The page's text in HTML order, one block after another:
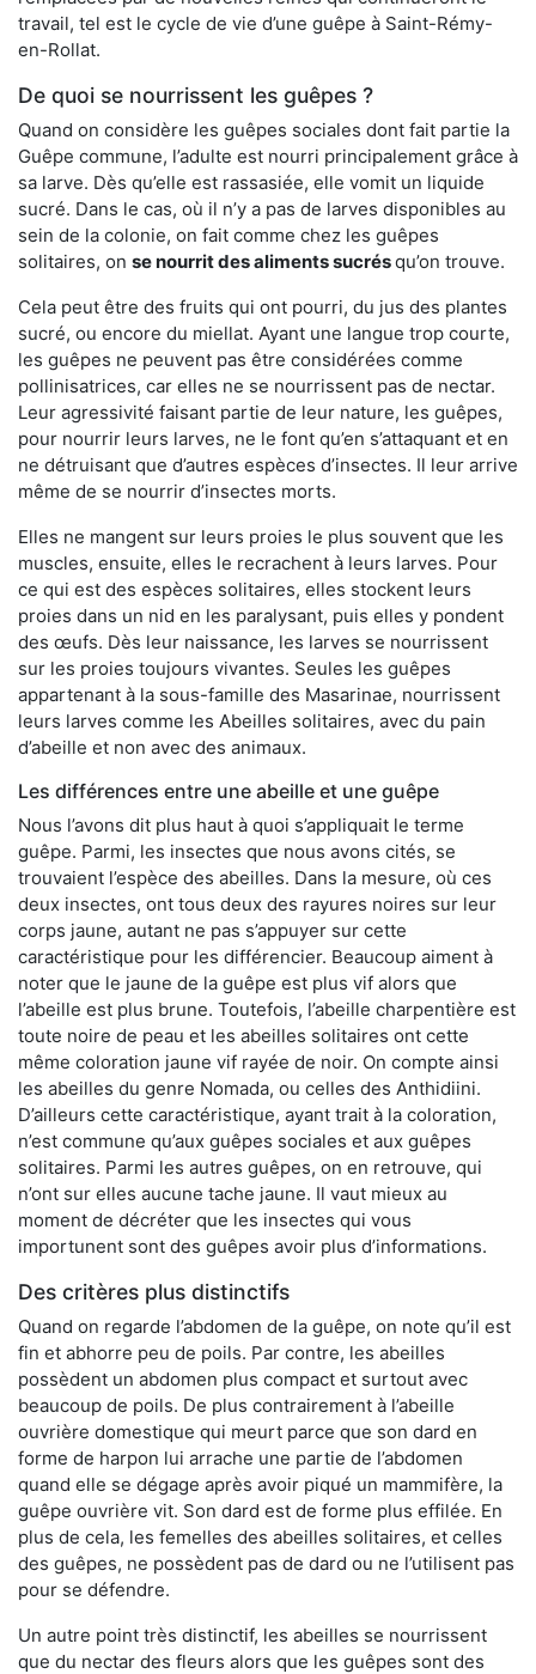
travail, tel est le cycle de vie d’une guêpe à Saint-Rémy-
en-Rollat.
De quoi se nourrissent les guêpes ?
Quand on considère les guêpes sociales dont fait partie la
Guêpe commune, l’adulte est nourri principalement grâce à
sa larve. Dès qu’elle est rassasiée, elle vomit un liquide
sucré. Dans le cas, où il n’y a pas de larves disponibles au
sein de la colonie, on fait comme chez les guêpes
solitaires, on se nourrit des aliments sucrésqu’on trouve.
Cela peut être des fruits qui ont pourri, du jus des plantes
sucré, ou encore du miellat. Ayant une langue trop courte,
les guêpes ne peuvent pas être considérées comme
pollinisatrices, car elles ne se nourrissent pas de nectar.
Leur agressivité faisant partie de leur nature, les guêpes,
pour nourrir leurs larves, ne le font qu’en s’attaquant et en
ne détruisant que d’autres espèces d’insectes. Il leur arrive
même de se nourrir d’insectes morts.
Elles ne mangent sur leurs proies le plus souvent que les
muscles, ensuite, elles le recrachent à leurs larves. Pour
ce qui est des espèces solitaires, elles stockent leurs
proies dans un nid en les paralysant, puis elles y pondent
des œufs. Dès leur naissance, les larves se nourrissent
sur les proies toujours vivantes. Seules les guêpes
appartenant à la sous-famille des Masarinae, nourrissent
leurs larves comme les Abeilles solitaires, avec du pain
d’abeille et non avec des animaux.
Les différences entre une abeille et une guêpe
Nous l’avons dit plus haut à quoi s’appliquait le terme
guêpe. Parmi, les insectes que nous avons cités, se
trouvaient l’espèce des abeilles. Dans la mesure, où ces
deux insectes, ont tous deux des rayures noires sur leur
corps jaune, autant ne pas s’appuyer sur cette
caractéristique pour les différencier. Beaucoup aiment à
noter que le jaune de la guêpe est plus vif alors que
l’abeille est plus brune. Toutefois, l’abeille charpentière est
toute noire de peau et les abeilles solitaires ont cette
même coloration jaune vif rayée de noir. On compte ainsi
les abeilles du genre Nomada, ou celles des Anthidiini.
D’ailleurs cette caractéristique, ayant trait à la coloration,
n’est commune qu’aux guêpes sociales et aux guêpes
solitaires. Parmi les autres guêpes, on en retrouve, qui
n’ont sur elles aucune tache jaune. Il vaut mieux au
moment de décréter que les insectes qui vous
importunent sont des guêpes avoir plus d’informations.
Des critères plus distinctifs
Quand on regarde l’abdomen de la guêpe, on note qu’il est
fin et abhorre peu de poils. Par contre, les abeilles
possèdent un abdomen plus compact et surtout avec
beaucoup de poils. De plus contrairement à l’abeille
ouvrière domestique qui meurt parce que son dard en
forme de harpon lui arrache une partie de l’abdomen
quand elle se dégage après avoir piqué un mammifère, la
guêpe ouvrière vit. Son dard est de forme plus effilée. En
plus de cela, les femelles des abeilles solitaires, et celles
des guêpes, ne possèdent pas de dard ou ne l’utilisent pas
pour se défendre.
Un autre point très distinctif, les abeilles se nourrissent
que du nectar des fleurs alors que les guêpes sont des